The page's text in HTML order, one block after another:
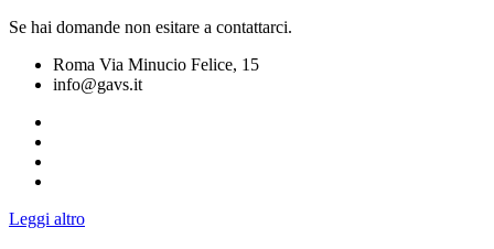
Se hai domande non esitare a contattarci.
Roma Via Minucio Felice, 15
info@gavs.it
Leggi altro